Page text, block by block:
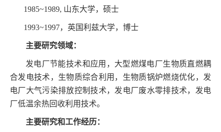
1985~1989, 山东大学，硕士
1993~1997，英国利兹大学，博士
主要研究领域：
发电厂节能技术和应用，大型燃煤电厂生物质直燃耦
合发电技术，生物质综合利用，生物质锅炉燃烧优化，发
电厂大气污染排放控制技术，发电厂废水零排技术，发电
厂低温余热回收利用技术。
主要研究和工作经历：